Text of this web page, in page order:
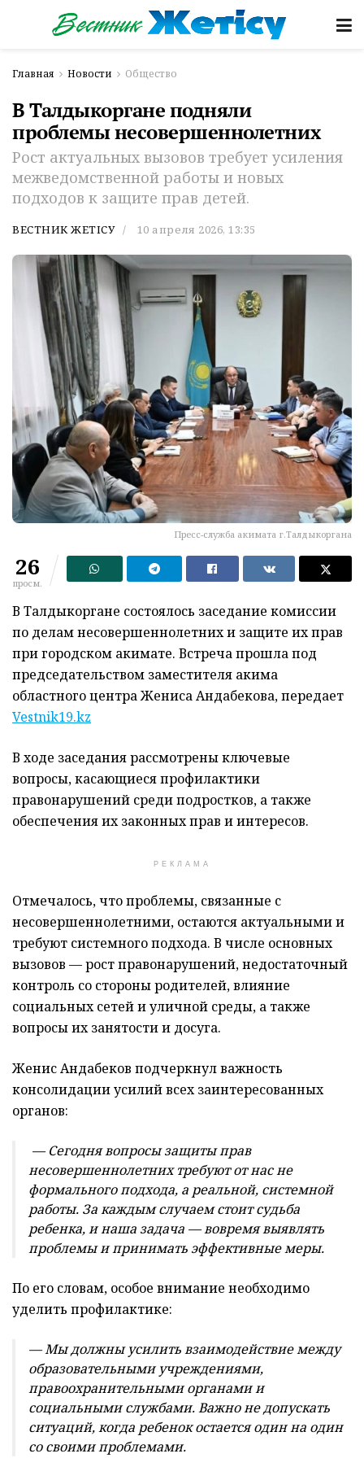
Главная Новости Общество
В Талдыкоргане подняли
проблемы несовершеннолетних
Рост актуальных вызовов требует усиления
межведомственной работы и новых
подходов к защите прав детей.
ВЕСТНИК ЖЕТІСУ 10 апреля 2026, 13:35
Пресс-служба акимата г.Талдыкоргана
26
просм.
В Талдыкоргане состоялось заседание комиссии
по делам несовершеннолетних и защите их прав
при городском акимате. Встреча прошла под
председательством заместителя акима
областного центра Жениса Андабекова, передает
Vestnik19.kz
В ходе заседания рассмотрены ключевые
вопросы, касающиеся профилактики
правонарушений среди подростков, а также
обеспечения их законных прав и интересов.
РЕКЛАМА
Отмечалось, что проблемы, связанные с
несовершеннолетними, остаются актуальными и
требуют системного подхода. В числе основных
вызовов — рост правонарушений, недостаточный
контроль со стороны родителей, влияние
социальных сетей и уличной среды, а также
вопросы их занятости и досуга.
Женис Андабеков подчеркнул важность
консолидации усилий всех заинтересованных
органов:
— Сегодня вопросы защиты прав
несовершеннолетних требуют от нас не
формального подхода, а реальной, системной
работы. За каждым случаем стоит судьба
ребенка, и наша задача — вовремя выявлять
проблемы и принимать эффективные меры.
По его словам, особое внимание необходимо
уделить профилактике:
— Мы должны усилить взаимодействие между
образовательными учреждениями,
правоохранительными органами и
социальными службами. Важно не допускать
ситуаций, когда ребенок остается один на один
со своими проблемами.